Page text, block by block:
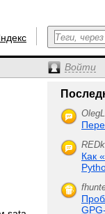
Войти
OlegL
Как